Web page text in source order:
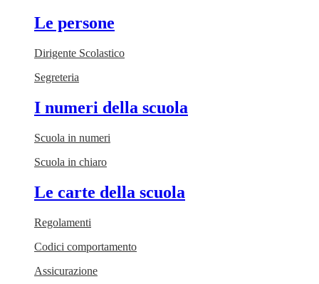
Le persone
Dirigente Scolastico
Segreteria
I numeri della scuola
Scuola in numeri
Scuola in chiaro
Le carte della scuola
Regolamenti
Codici comportamento
Assicurazione